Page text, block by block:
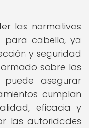
las normativas
para cabello, ya
y seguridad
sobre las
puede asegurar
cumplan
eficacia y
las autoridades